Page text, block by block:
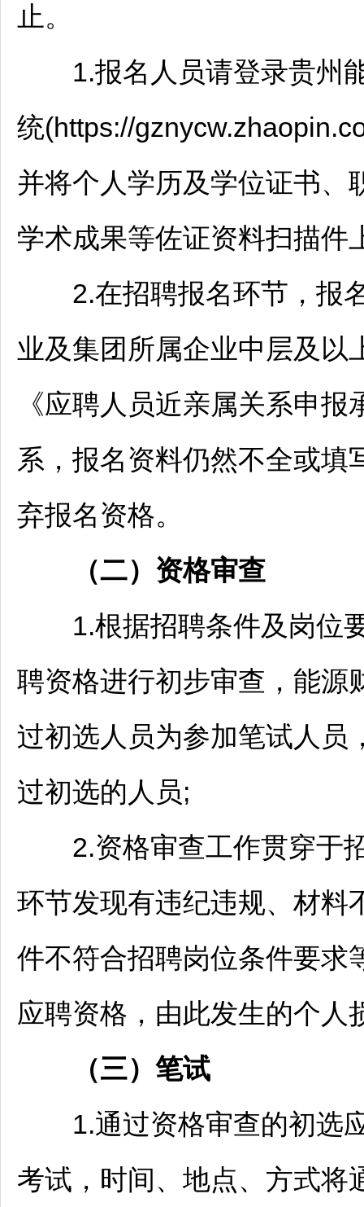
止。
1.报名人员请登录贵州
统(https://
并将个人学历及学位证书、
学术成果等佐证资料扫描件
2.在招聘报名环节，报
业及集团所属企业中层及以
《应聘人员近亲属关系申
系，报名资料仍然不全或填
弃报名资格。
（二） 资格审查
1.根据招聘条件及岗位
聘资格进行初步审查，能源
过初选人员为参加笔试人员
过初选的人员;
2.资格审查工作贯穿于
环节发现有违纪违规、材料
件不符合招聘岗位条件要求
应聘资格，由此发生的个人
（三） 笔试
1.通过资格审查的初选应
考试，时间、地点、方式将